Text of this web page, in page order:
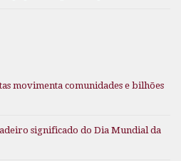
movimenta comunidades e bilhões
significado do Dia Mundial da